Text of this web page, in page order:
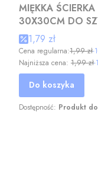
MIĘKKA
30X30CM DO
1,79 zł
Cena regularna:1,99 zł-
Najniższa cena: 1,99 zł-
Do koszyka
Dostępność: Produkt